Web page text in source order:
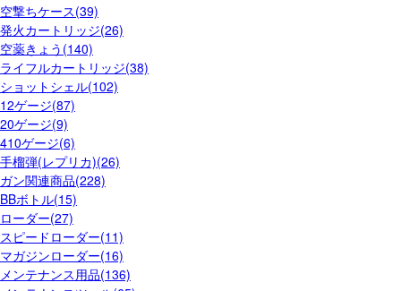
空撃ちケース(39)
発火カートリッジ(26)
空薬きょう(140)
ライフルカートリッジ(38)
ショットシェル(102)
12ゲージ(87)
20ゲージ(9)
410ゲージ(6)
手榴弾(レプリカ)(26)
ガン関連商品(228)
BBボトル(15)
ローダー(27)
スピードローダー(11)
マガジンローダー(16)
メンテナンス用品(136)